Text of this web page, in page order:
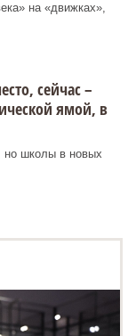
на «движках»,
сейчас –
ямой, в
но школы в новых